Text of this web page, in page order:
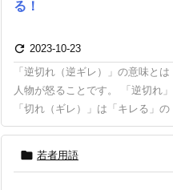
る！
 2023-10-23
「逆切れ（逆ギレ）」の意味と
人物が怒ることです。 「逆切れ
「切れ（ギレ）」は「キレる」の
 若者用語